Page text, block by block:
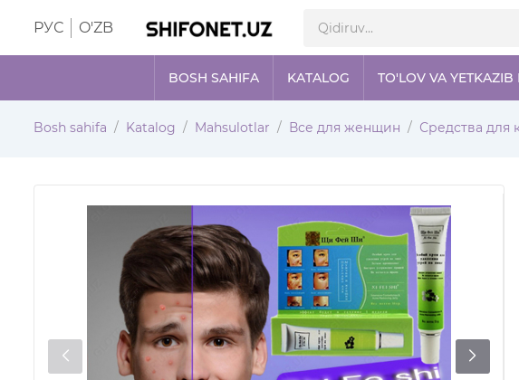
РУС O'ZB
BOSH SAHIFA KATALOG TO'LOV VA YETKAZIB
Bosh sahifa Katalog Mahsulotlar Все для женщин Средства для